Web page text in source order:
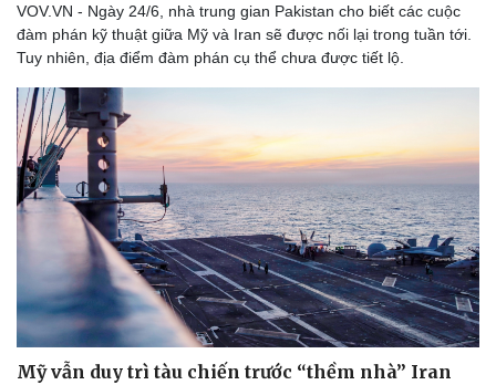
VOV.VN - Ngày 24/6, nhà trung gian Pakistan cho biết các cuộc
đàm phán kỹ thuật giữa Mỹ và Iran sẽ được nối lại trong tuần tới.
Tuy nhiên, địa điểm đàm phán cụ thể chưa được tiết lộ.
Mỹ vẫn duy trì tàu chiến trước “thềm nhà” Iran